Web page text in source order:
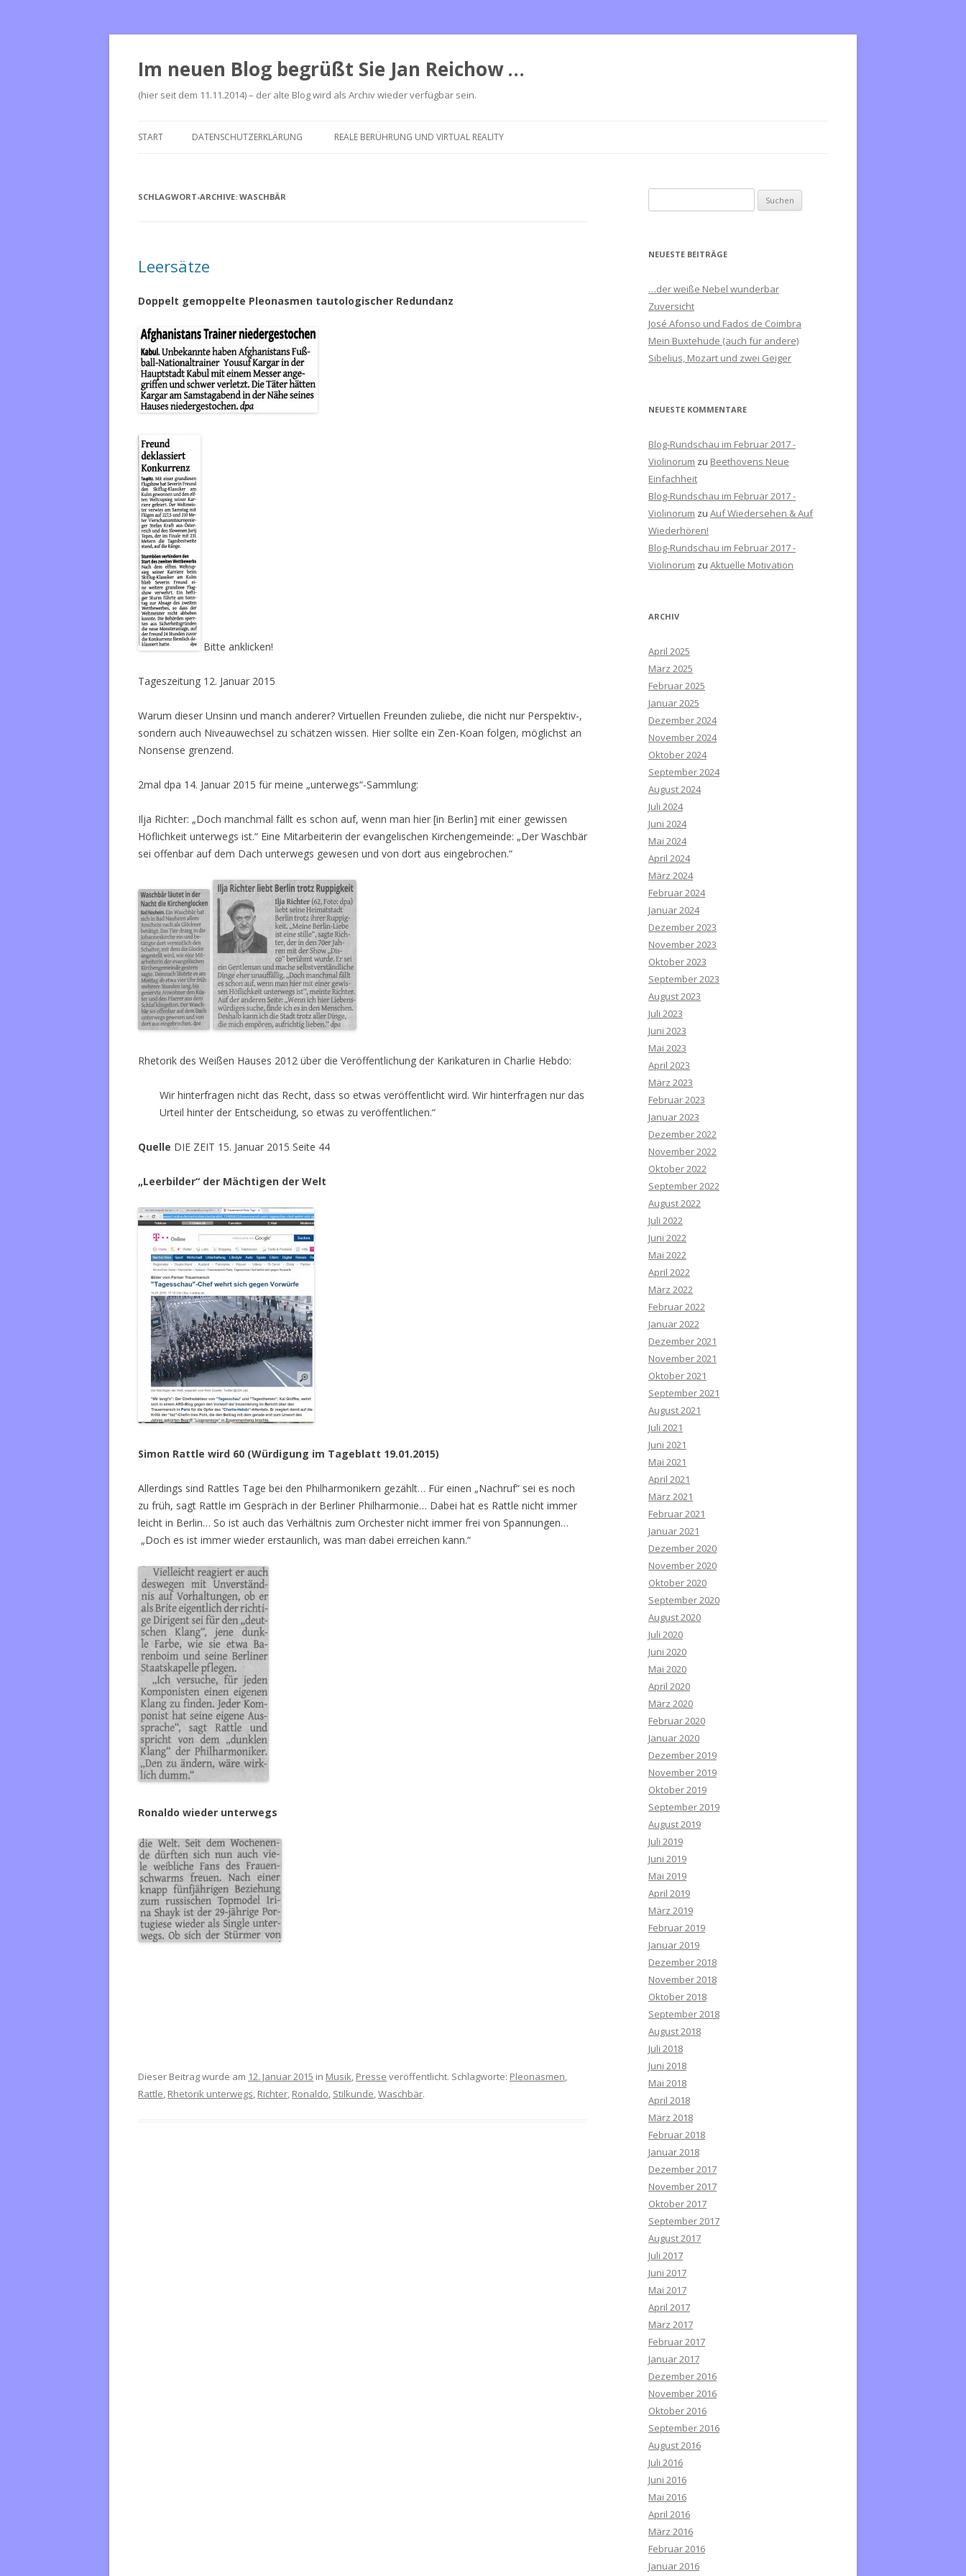
Im neuen Blog begrüßt Sie Jan Reichow …
(hier seit dem 11.11.2014) – der alte Blog wird als Archiv wieder verfügbar sein.
Inhalt
START DATENSCHUTZERKLÄRUNG REALE BERÜHRUNG UND VIRTUAL REALITY
SCHLAGWORT-ARCHIVE: WASCHBÄR
Leersätze
Doppelt gemoppelte Pleonasmen tautologischer Redundanz
Bitte anklicken!
Tageszeitung 12. Januar 2015
Warum dieser Unsinn und manch anderer? Virtuellen Freunden zuliebe, die nicht nur Perspektiv-,
sondern auch Niveauwechsel zu schätzen wissen. Hier sollte ein Zen-Koan folgen, möglichst an
Nonsense grenzend.
2mal dpa 14. Januar 2015 für meine „unterwegs“-Sammlung:
Ilja Richter: „Doch manchmal fällt es schon auf, wenn man hier [in Berlin] mit einer gewissen
Höflichkeit unterwegs ist.“ Eine Mitarbeiterin der evangelischen Kirchengemeinde: „Der Waschbär
sei offenbar auf dem Dach unterwegs gewesen und von dort aus eingebrochen.“
Rhetorik des Weißen Hauses 2012 über die Veröffentlichung der Karikaturen in Charlie Hebdo:
Wir hinterfragen nicht das Recht, dass so etwas veröffentlicht wird. Wir hinterfragen nur das
Urteil hinter der Entscheidung, so etwas zu veröffentlichen.“
Quelle DIE ZEIT 15. Januar 2015 Seite 44
„Leerbilder“ der Mächtigen der Welt
Simon Rattle wird 60 (Würdigung im Tageblatt 19.01.2015)
Allerdings sind Rattles Tage bei den Philharmonikern gezählt… Für einen „Nachruf“ sei es noch
zu früh, sagt Rattle im Gespräch in der Berliner Philharmonie… Dabei hat es Rattle nicht immer
leicht in Berlin… So ist auch das Verhältnis zum Orchester nicht immer frei von Spannungen…
„Doch es ist immer wieder erstaunlich, was man dabei erreichen kann.“
Ronaldo wieder unterwegs
Dieser Beitrag wurde am 12. Januar 2015 in Musik, Presse veröffentlicht. Schlagworte: Pleonasmen,
Rattle, Rhetorik unterwegs, Richter, Ronaldo, Stilkunde,Waschbär.
u
h
n
a
c
h
NEUESTE BEITRÄGE
…der weiße Nebel wunderbar
Zuversicht
José Afonso und Fados de Coimbra
Mein Buxtehude (auch für andere)
Sibelius, Mozart und zwei Geiger
NEUESTE KOMMENTARE
Blog-Rundschau im Februar 2017 -
Violinorum zu Beethovens Neue
Einfachheit
Blog-Rundschau im Februar 2017 -
Violinorum zu Auf Wiedersehen & Auf
Wiederhören!
Blog-Rundschau im Februar 2017 -
Violinorum zu Aktuelle Motivation
ARCHIV
April 2025
März 2025
Februar 2025
Januar 2025
Dezember 2024
November 2024
Oktober 2024
September 2024
August 2024
Juli 2024
Juni 2024
Mai 2024
April 2024
März 2024
Februar 2024
Januar 2024
Dezember 2023
November 2023
Oktober 2023
September 2023
August 2023
Juli 2023
Juni 2023
Mai 2023
April 2023
März 2023
Februar 2023
Januar 2023
Dezember 2022
November 2022
Oktober 2022
September 2022
August 2022
Juli 2022
Juni 2022
Mai 2022
April 2022
März 2022
Februar 2022
Januar 2022
Dezember 2021
November 2021
Oktober 2021
September 2021
August 2021
Juli 2021
Juni 2021
Mai 2021
April 2021
März 2021
Februar 2021
Januar 2021
Dezember 2020
November 2020
Oktober 2020
September 2020
August 2020
Juli 2020
Juni 2020
Mai 2020
April 2020
März 2020
Februar 2020
Januar 2020
Dezember 2019
November 2019
Oktober 2019
September 2019
August 2019
Juli 2019
Juni 2019
Mai 2019
April 2019
März 2019
Februar 2019
Januar 2019
Dezember 2018
November 2018
Oktober 2018
September 2018
August 2018
Juli 2018
Juni 2018
Mai 2018
April 2018
März 2018
Februar 2018
Januar 2018
Dezember 2017
November 2017
Oktober 2017
September 2017
August 2017
Juli 2017
Juni 2017
Mai 2017
April 2017
März 2017
Februar 2017
Januar 2017
Dezember 2016
November 2016
Oktober 2016
September 2016
August 2016
Juli 2016
Juni 2016
Mai 2016
April 2016
März 2016
Februar 2016
Januar 2016